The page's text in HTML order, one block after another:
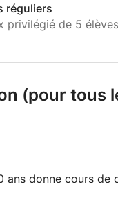
réguliers
privilégié de 5
(pour tous
ans donne cours